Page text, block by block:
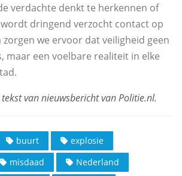
verdachte denkt te herkennen of
dringend verzocht contact op
we ervoor dat veiligheid geen
maar een voelbare realiteit in elke
buurt
explosie
misdaad
Nederland